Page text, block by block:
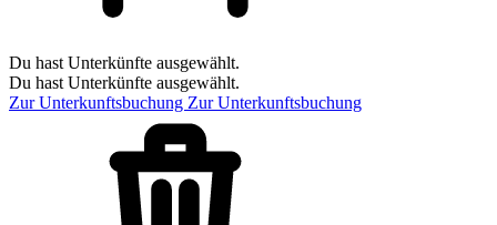
Du hast Unterkünfte ausgewählt.
Du hast Unterkünfte ausgewählt.
Zur Unterkunftsbuchung Zur Unterkunftsbuchung